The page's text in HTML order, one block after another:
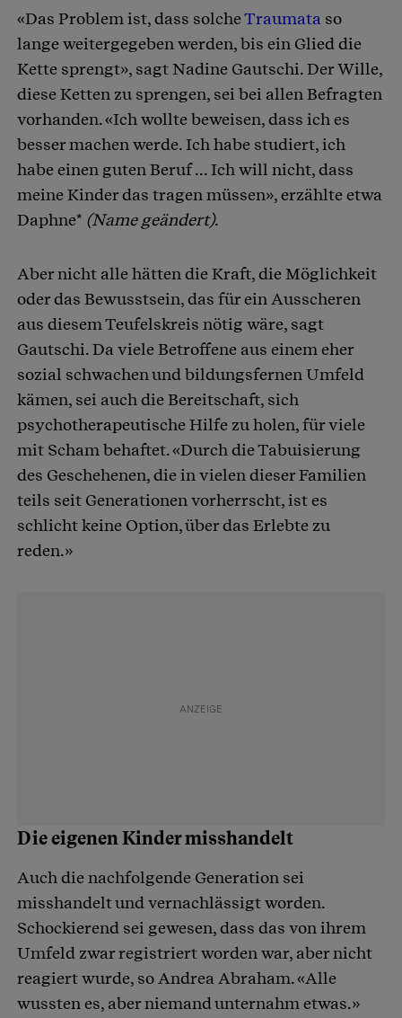
«Das Problem ist, dass solcheTraumata so
lange weitergegeben werden, bis ein Glied die
Kette sprengt», sagt Nadine Gautschi. Der Wille,
diese Ketten zu sprengen, sei bei allen Befragten
vorhanden. «Ich wollte beweisen, dass ich es
besser machen werde. Ich habe studiert, ich
habe einen guten Beruf ... Ich will nicht, dass
meine Kinder das tragen müssen», erzählte etwa
Daphne* (Name geändert).
Aber nicht alle hätten die Kraft, die Möglichkeit
oder das Bewusstsein, das für ein Ausscheren
aus diesem Teufelskreis nötig wäre, sagt
Gautschi. Da viele Betroffene aus einem eher
sozial schwachen und bildungsfernen Umfeld
kämen, sei auch die Bereitschaft, sich
psychotherapeutische Hilfe zu holen, für viele
mit Scham behaftet. «Durch die Tabuisierung
des Geschehenen, die in vielen dieser Familien
teils seit Generationen vorherrscht, ist es
schlicht keine Option, über das Erlebte zu
reden.»
Die eigenen Kinder misshandelt
Auch die nachfolgende Generation sei
misshandelt und vernachlässigt worden.
Schockierend sei gewesen, dass das von ihrem
Umfeld zwar registriert worden war, aber nicht
reagiert wurde, so Andrea Abraham. «Alle
wussten es, aber niemand unternahm etwas.»